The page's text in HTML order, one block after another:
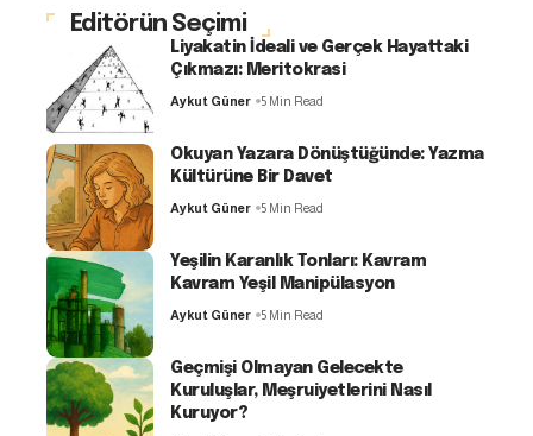
Editörün Seçimi
Liyakatin İdeali ve Gerçek Hayattaki
Çıkmazı: Meritokrasi
Aykut Güner 5 Min Read
Okuyan Yazara Dönüştüğünde: Yazma
Kültürüne Bir Davet
Aykut Güner 5 Min Read
Yeşilin Karanlık Tonları: Kavram
Kavram Yeşil Manipülasyon
Aykut Güner 5 Min Read
Geçmişi Olmayan Gelecekte
Kuruluşlar, Meşruiyetlerini Nasıl
Kuruyor?